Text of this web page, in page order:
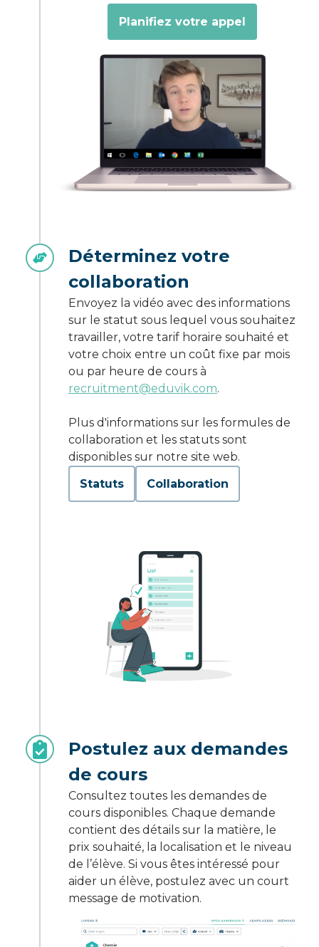
Planifiez votre appel
Déterminez votre
collaboration
Envoyez la vidéo avec des informations
sur le statut sous lequel vous souhaitez
travailler, votre tarif horaire souhaité et
votre choix entre un coût fixe par mois
ou par heure de cours à
recruitment@eduvik.com.
Plus d'informations sur les formules de
collaboration et les statuts sont
disponibles sur notre site web.
Statuts
Collaboration
Postulez aux demandes
de cours
Consultez toutes les demandes de
cours disponibles. Chaque demande
contient des détails sur la matière, le
prix souhaité, la localisation et le niveau
de l’élève. Si vous êtes intéressé pour
aider un élève, postulez avec un court
message de motivation.